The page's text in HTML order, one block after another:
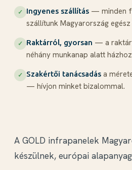
✓ Ingyenes szállítás — minden
szállítunk Magyarország
✓ Raktárról, gyorsan — a
néhány munkanap alatt
✓ Szakértői tanácsadás a
— hívjon minket bizalommal.
A GOLD infrapanelek
készülnek, európai